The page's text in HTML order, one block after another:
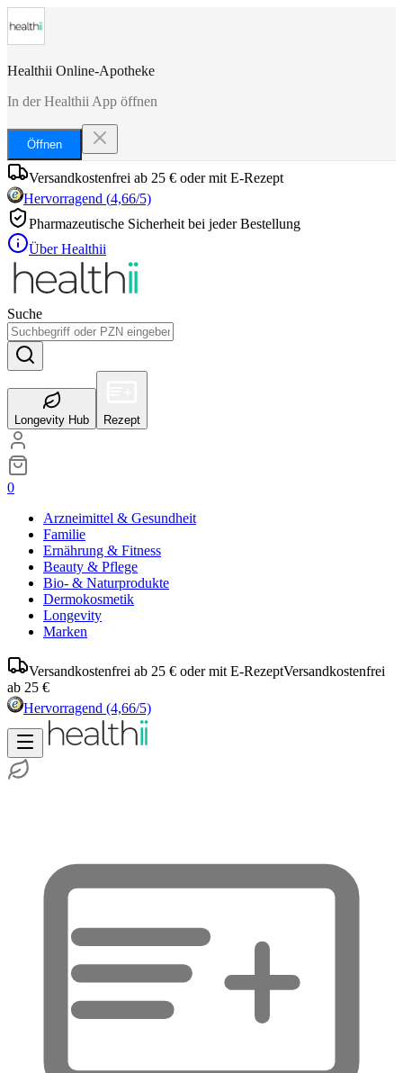
Healthii Online-Apotheke
In der Healthii App öffnen
Öffnen
Versandkostenfrei ab 25 € oder mit E-Rezept
Hervorragend (4,66/5)
Pharmazeutische Sicherheit bei jeder Bestellung
Über Healthii
Suche
Longevity Hub Rezept
0
Arzneimittel & Gesundheit
Familie
Ernährung & Fitness
Beauty & Pflege
Bio- & Naturprodukte
Dermokosmetik
Longevity
Marken
Versandkostenfrei ab 25 € oder mit E-RezeptVersandkostenfrei
ab 25 €
Hervorragend (4,66/5)